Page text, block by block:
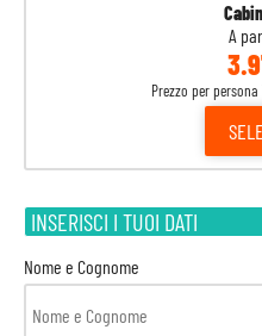
A
Prezzo per
INSERISCI I TUOI DATI
Nome e Cognome